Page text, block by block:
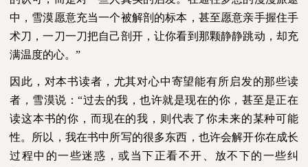
中，雪漠愿意充当一个被解剖的标本，甚至愿意亲手握住手
术刀，一刀一刀把自己剖开，让你看到那颗静静跳动，却充
满温度的心。”
因此，对本书读者，尤其对心中寄望能有所启发的那些读
者，雪漠说：“过去的我，也许就是现在的你，甚至是正在
读这本书的你，而现在的我，则代表了你未来的某种可能
性。所以，我在书中所写的很多东西，也许会解开你在成长
过程中的一些迷惑，或当下正看不开、放不下的一些纠